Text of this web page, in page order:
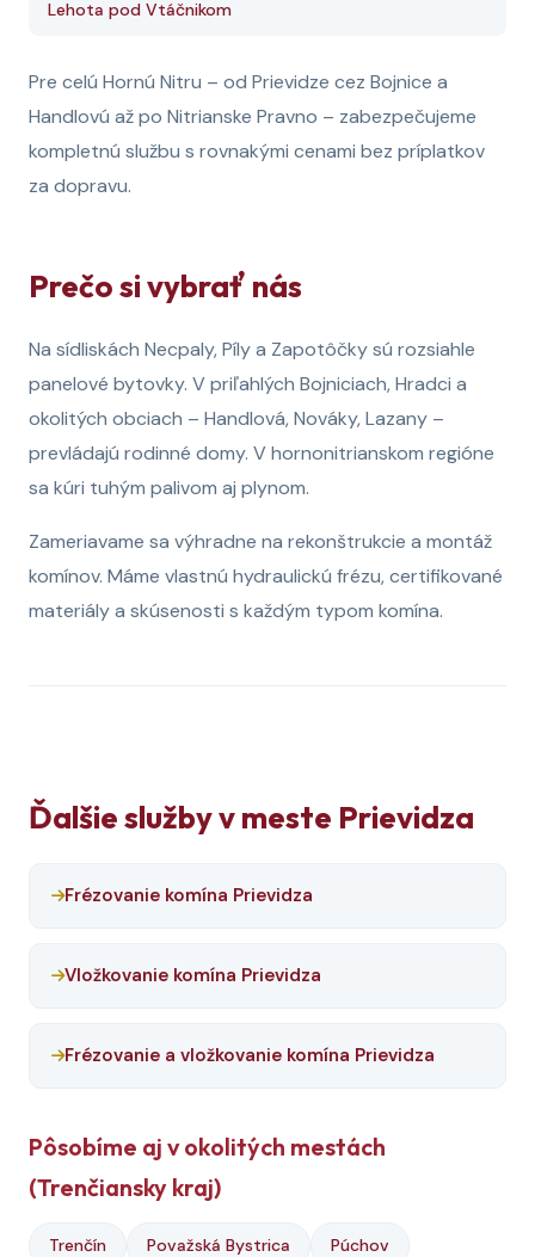
Lehota pod Vtáčnikom
Pre celú Hornú Nitru – od Prievidze cez Bojnice a
Handlovú až po Nitrianske Pravno – zabezpečujeme
kompletnú službu s rovnakými cenami bez príplatkov
za dopravu.
Prečo si vybrať nás
Na sídliskách Necpaly, Píly a Zapotôčky sú rozsiahle
panelové bytovky. V priľahlých Bojniciach, Hradci a
okolitých obciach – Handlová, Nováky, Lazany –
prevládajú rodinné domy. V hornonitrianskom regióne
sa kúri tuhým palivom aj plynom.
Zameriavame sa výhradne na rekonštrukcie a montáž
komínov. Máme vlastnú hydraulickú frézu, certifikované
materiály a skúsenosti s každým typom komína.
Ďalšie služby v meste Prievidza
Frézovanie komína Prievidza
Vložkovanie komína Prievidza
Frézovanie a vložkovanie komína Prievidza
Pôsobíme aj v okolitých mestách
(Trenčiansky kraj)
Trenčín Považská Bystrica Púchov